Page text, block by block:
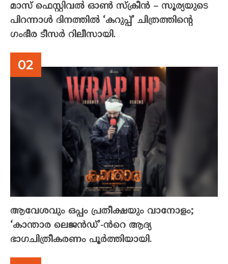
മാസ് ഫെസ്റ്റിവൽ ഓൺ സ്‌ക്രീൻ – സൂര്യയുടെ
പിറന്നാൾ ദിനത്തിൽ ‘കറുപ്പ്’ ചിത്രത്തിന്റെ
ഗംഭീര ടീസർ റിലീസായി.
ആവേശവും ഒപ്പം പ്രതീക്ഷയും വാനോളം;
‘കാന്താര ലെജൻഡ്’-ൻറെ ആദ്യ
ഭാഗചിത്രീകരണം പൂർത്തിയായി.